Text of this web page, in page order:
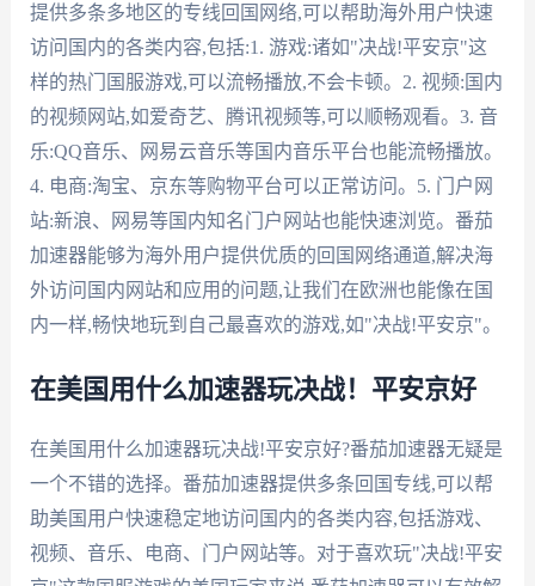
提供多条多地区的专线回国网络,可以帮助海外用户快速
访问国内的各类内容,包括:1. 游戏:诸如"决战!平安京"这
样的热门国服游戏,可以流畅播放,不会卡顿。2. 视频:国内
的视频网站,如爱奇艺、腾讯视频等,可以顺畅观看。3. 音
乐:QQ音乐、网易云音乐等国内音乐平台也能流畅播放。
4. 电商:淘宝、京东等购物平台可以正常访问。5. 门户网
站:新浪、网易等国内知名门户网站也能快速浏览。番茄
加速器能够为海外用户提供优质的回国网络通道,解决海
外访问国内网站和应用的问题,让我们在欧洲也能像在国
内一样,畅快地玩到自己最喜欢的游戏,如"决战!平安京"。
在美国用什么加速器玩决战！平安京好
在美国用什么加速器玩决战!平安京好?番茄加速器无疑是
一个不错的选择。番茄加速器提供多条回国专线,可以帮
助美国用户快速稳定地访问国内的各类内容,包括游戏、
视频、音乐、电商、门户网站等。对于喜欢玩"决战!平安